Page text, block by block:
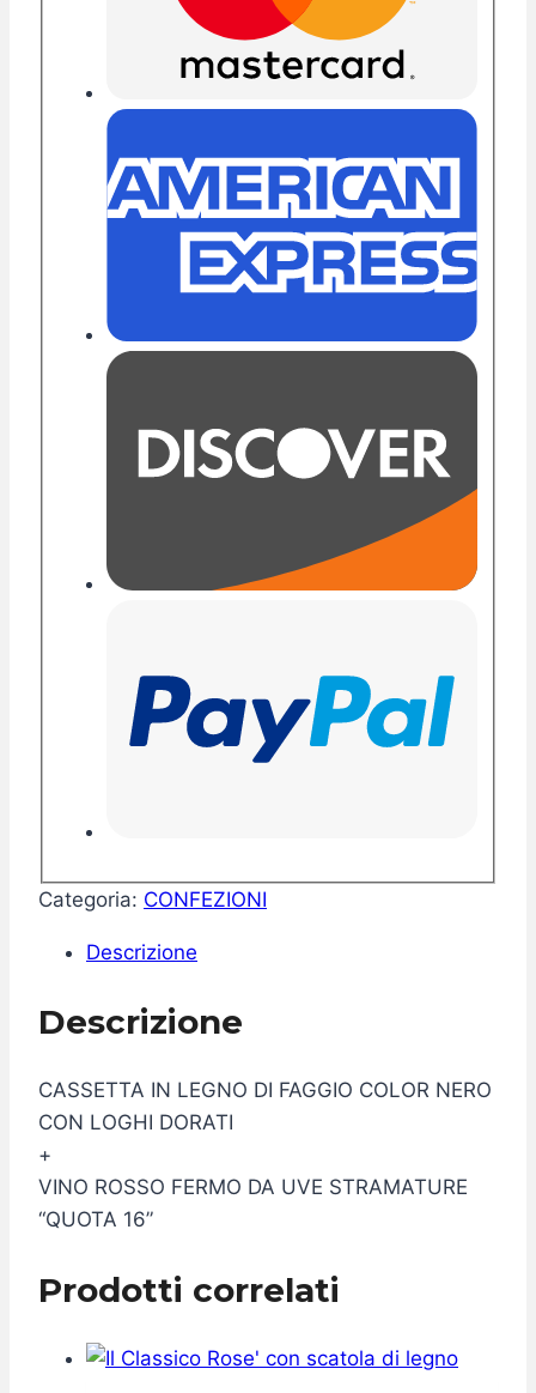
Categoria: CONFEZIONI
Descrizione
Descrizione
CASSETTA IN LEGNO DI FAGGIO COLOR NERO
CON LOGHI DORATI
+
VINO ROSSO FERMO DA UVE STRAMATURE
“QUOTA 16”
Prodotti correlati